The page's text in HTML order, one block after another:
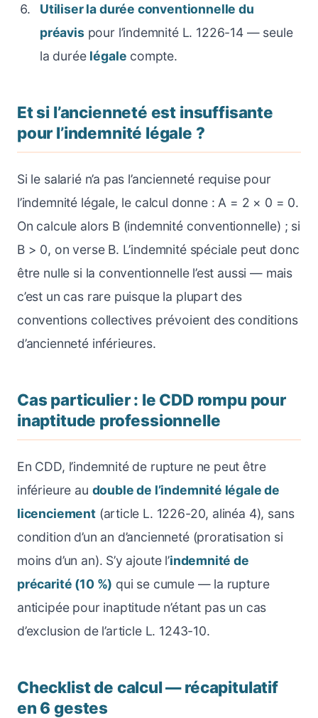
Utiliser la durée conventionnelle du
préavispour l’indemnité L. 1226-14 — seule
la durée légale compte.
Et si l’ancienneté est insuffisante
pour l’indemnité légale ?
Si le salarié n’a pas l’ancienneté requise pour
l’indemnité légale, le calcul donne : A = 2 × 0 = 0.
On calcule alors B (indemnité conventionnelle) ; si
B > 0, on verse B. L’indemnité spéciale peut donc
être nulle si la conventionnelle l’est aussi — mais
c’est un cas rare puisque la plupart des
conventions collectives prévoient des conditions
d’ancienneté inférieures.
Cas particulier : le CDD rompu pour
inaptitude professionnelle
En CDD, l’indemnité de rupture ne peut être
inférieure au double de l’indemnité légale de
licenciement(article L. 1226-20, alinéa 4), sans
condition d’un an d’ancienneté (proratisation si
moins d’un an). S’y ajoute l’indemnité de
précarité (10 %) qui se cumule — la rupture
anticipée pour inaptitude n’étant pas un cas
d’exclusion de l’article L. 1243-10.
Checklist de calcul — récapitulatif
en 6 gestes